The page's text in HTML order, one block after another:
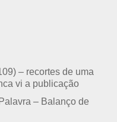
– recortes de uma
vi a publicação
– Balanço de